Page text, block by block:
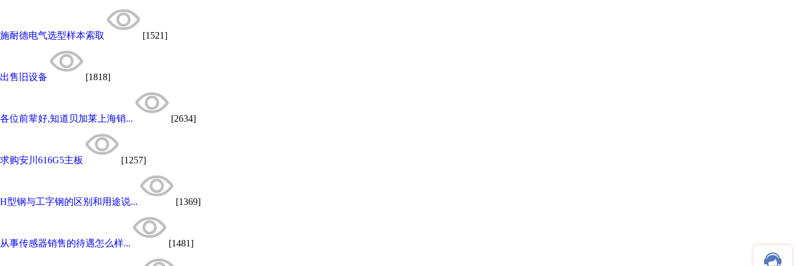
施耐德电气选型样本索取 [1521]
出售旧设备 [1818]
各位前辈好,知道贝加莱上海销... [2634]
求购安川616G5主板 [1257]
H型钢与工字钢的区别和用途说... [1369]
从事传感器销售的待遇怎么样... [1481]